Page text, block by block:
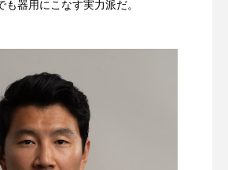
も器用にこなす実力派だ。